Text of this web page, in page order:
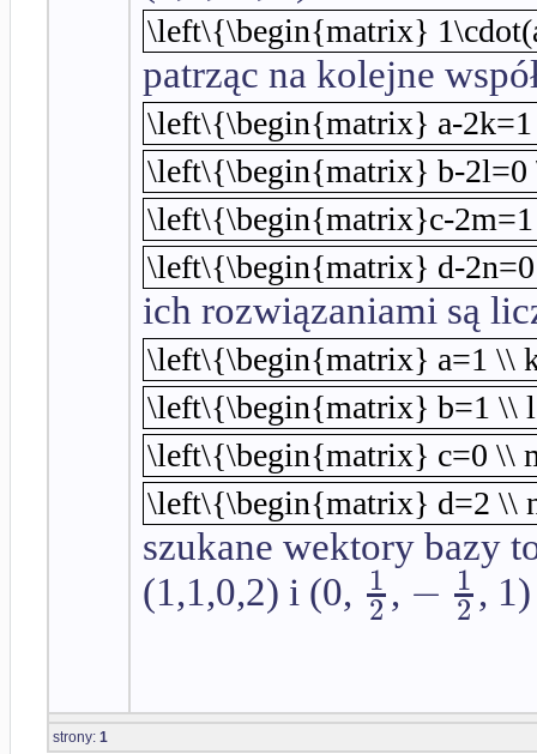
\left\{\begin{matrix}
patrząc na kolejne
\left\{\begin{matrix} a-
\left\{\begin{matrix} b-2l=0
\left\{\begin{matrix}c-
\left\{\begin{matrix} d-
ich rozwiązaniami są
\left\{\begin{matrix} a=1 \\
\left\{\begin{matrix} b=1 \\
\left\{\begin{matrix} c=0 \\
\left\{\begin{matrix} d=2 \\
szukane wektory bazy
(1,1,0,2) i (0, 1
2 , − 1
2 , 1)
strony: 1